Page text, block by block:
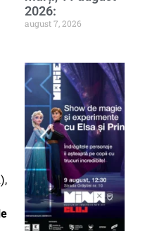
2026:
august 7, 2026